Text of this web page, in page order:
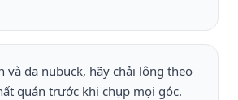
và da nubuck, hãy chải lông theo
quán trước khi chụp mọi góc.